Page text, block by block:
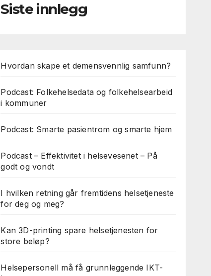
Siste innlegg
Hvordan skape et demensvennlig samfunn?
Podcast: Folkehelsedata og folkehelsearbeid
i kommuner
Podcast: Smarte pasientrom og smarte hjem
Podcast – Effektivitet i helsevesenet – På
godt og vondt
I hvilken retning går fremtidens helsetjeneste
for deg og meg?
Kan 3D-printing spare helsetjenesten for
store beløp?
Helsepersonell må få grunnleggende IKT-